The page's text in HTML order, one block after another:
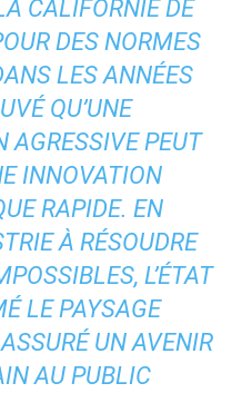
CALIFORNIE DE
DES NORMES
LES ANNÉES
QU’UNE
AGRESSIVE PEUT
INNOVATION
RAPIDE. EN
À RÉSOUDRE
L’ÉTAT
LE PAYSAGE
UN AVENIR
AU PUBLIC